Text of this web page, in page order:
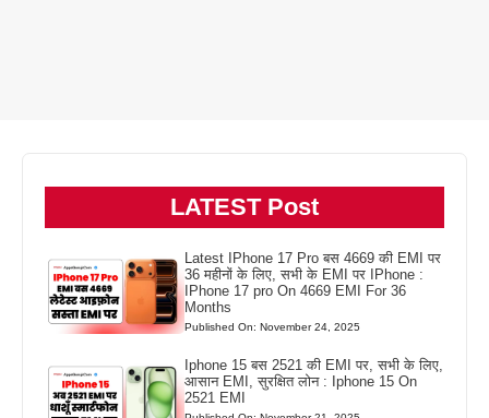
LATEST Post
Latest IPhone 17 Pro बस 4669 की EMI पर
36 महीनों के लिए, सभी के EMI पर IPhone :
IPhone 17 pro On 4669 EMI For 36
Months
Published On: November 24, 2025
Iphone 15 बस 2521 की EMI पर, सभी के लिए,
आसान EMI, सुरक्षित लोन : Iphone 15 On
2521 EMI